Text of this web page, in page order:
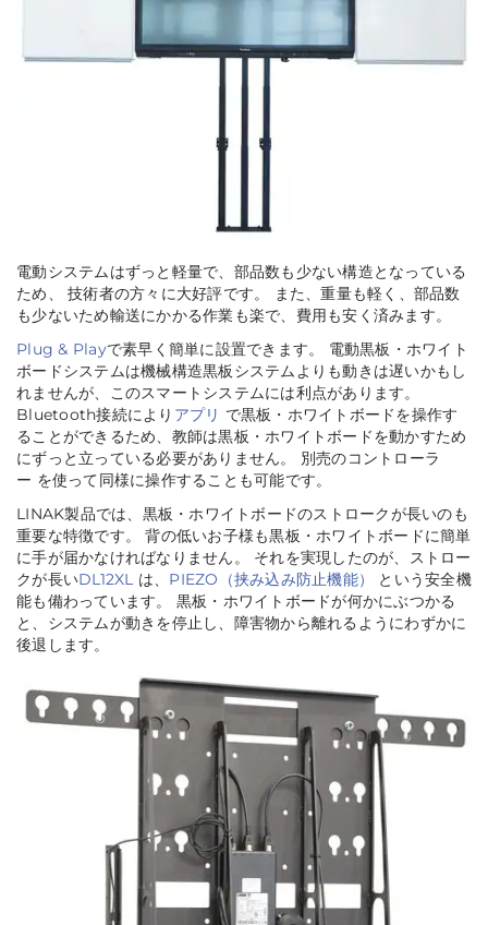
電動システムはずっと軽量で、部品数も少ない構造となっている
ため、 技術者の方々に大好評です。 また、重量も軽く、部品数
も少ないため輸送にかかる作業も楽で、費用も安く済みます。
Plug & Playで素早く簡単に設置できます。 電動黒板・ホワイト
ボードシステムは機械構造黒板システムよりも動きは遅いかもし
れませんが、このスマートシステムには利点があります。
Bluetooth接続により アプリ で黒板・ホワイトボードを操作す
ることができるため、教師は黒板・ホワイトボードを動かすため
にずっと立っている必要がありません。 別売のコントローラ
ー を使って同様に操作することも可能です。
LINAK製品では、黒板・ホワイトボードのストロークが長いのも
重要な特徴です。 背の低いお子様も黒板・ホワイトボードに簡単
に手が届かなければなりません。 それを実現したのが、ストロー
クが長いDL12XL は、 PIEZO（挟み込み防止機能）
という安全機
能も備わっています。 黒板・ホワイトボードが何かにぶつかる
と、システムが動きを停止し、障害物から離れるようにわずかに
後退します。